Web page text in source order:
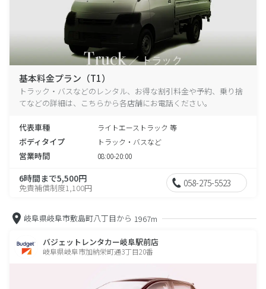
基本料金プラン（T1）
トラック・バスなどのレンタル、お得な割引料金や予約、乗り捨
てなどの詳細は、こちらから各店舗にお電話ください。
代表車種 ライトエーストラック 等
ボディタイプ トラック・バスなど
営業時間 08:00-20:00
6時間まで5,500円
免責補償制度1,100円 058-275-5523
岐阜県岐阜市敷島町八丁目から 1967m
バジェットレンタカー岐阜駅前店
岐阜県岐阜市加納栄町通3丁目20番